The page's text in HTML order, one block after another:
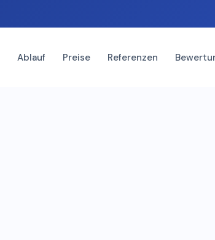
Ablauf Preise Referenzen